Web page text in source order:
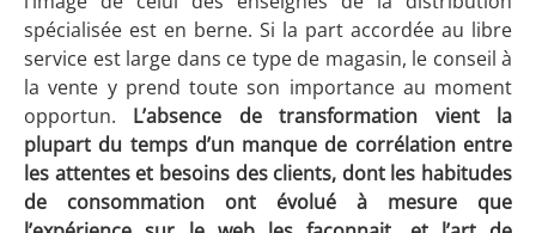
spécialisée est en berne. Si la part accordée au libre
service est large dans ce type de magasin, le conseil à
la vente y prend toute son importance au moment
opportun. L’absence de transformation vient la
plupart du temps d’un manque de corrélation entre
les attentes et besoins des clients, dont les habitudes
de consommation ont évolué à mesure que